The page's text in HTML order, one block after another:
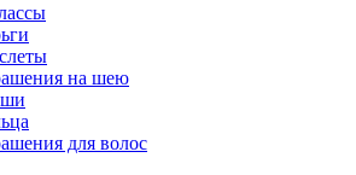
на шею
для волос